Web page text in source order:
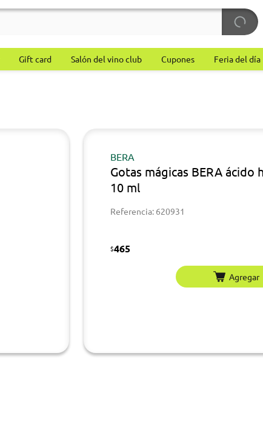
Gift card Salón del vino club Cupones Feria del día
BERA
Gotas mágicas BERA ácido
10 ml
Referencia: 620931
$465
Agregar